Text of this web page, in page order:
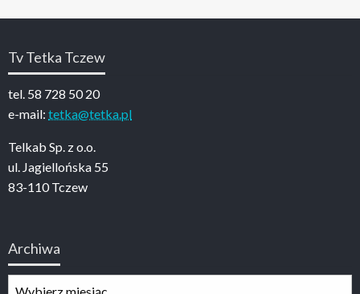
Tv Tetka Tczew
tel. 58 728 50 20
e-mail: tetka@tetka.pl
Telkab Sp. z o.o.
ul. Jagiellońska 55
83-110 Tczew
Archiwa